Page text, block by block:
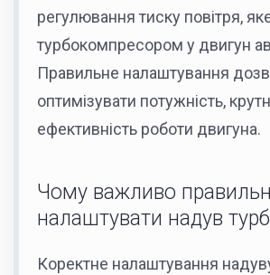
регулювання тиску повітря,
турбокомпресором у двигун
Правильне налаштування
оптимізувати потужність,
ефективність роботи двигуна.
Чому важливо
налаштувати надув
Коректне налаштування